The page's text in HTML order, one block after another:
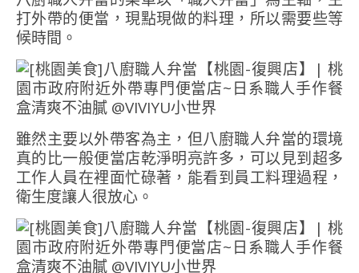
打外帶的便當，現點現做的料理，所以需要些等
候時間。
雖然主要以外帶客為主，但八廚職人弁當的環境
真的比一般便當店乾淨明亮許多，可以見到超多
工作人員在裡面忙碌著，能看到員工料理過程，
衛生度讓人很放心。